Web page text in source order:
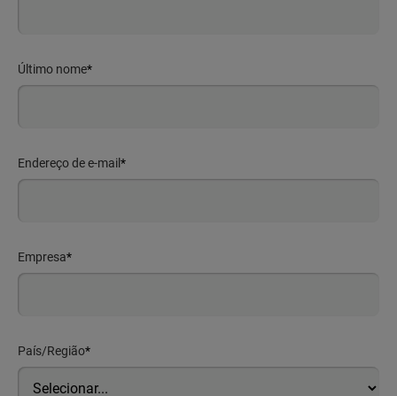
*
Último nome
*
Endereço de e-mail
*
Empresa
*
País/Região